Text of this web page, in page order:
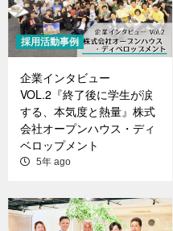
採用活動事例
企業インタビュー
VOL.2『終了後に学生が涙
する、本気度と熱量』株式
会社オープンハウス・ディ
ベロップメント
5年 ago